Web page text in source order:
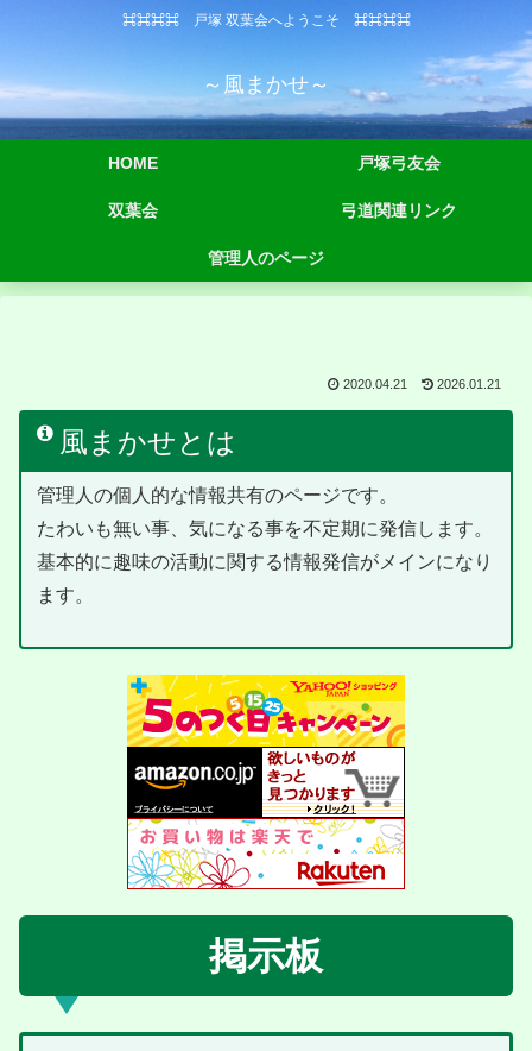
⌘⌘⌘⌘ 戸塚 双葉会へようこそ ⌘⌘⌘⌘
～風まかせ～
HOME 戸塚弓友会
双葉会 弓道関連リンク
管理人のページ
2020.04.21 2026.01.21
風まかせとは
管理人の個人的な情報共有のページです。
たわいも無い事、気になる事を不定期に発信します。
基本的に趣味の活動に関する情報発信がメインになり
ます。
掲示板